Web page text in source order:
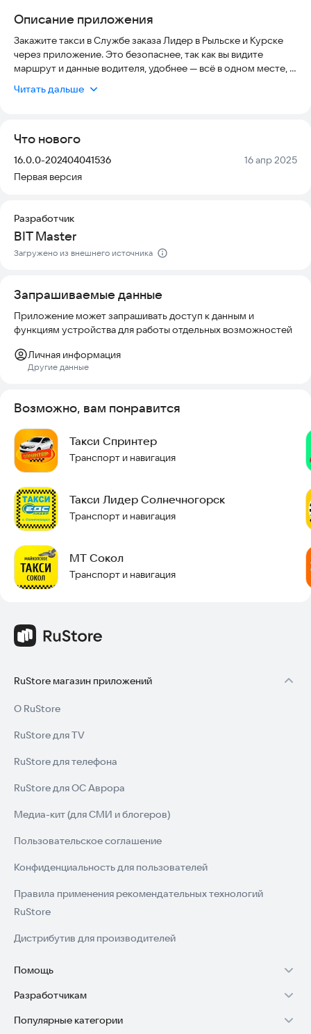
Описание приложения
Закажите такси в Службе заказа Лидер в Рыльске и Курске
через приложение. Это безопаснее, так как вы видите
маршрут и данные водителя, удобнее — всё в одном месте, и
в 3 раза быстрее телефонного звонка. Разница между
Место подачи определится автоматически, вам нужно лишь
заказать такси за пару кликов.
🙏 Нравится приложение? Приглашай друзей
тоже могли пользоваться удобным сервисом.
✍ Забыли что-то добавить в заказ?
Просто отредактируйте его: измените пожелания, добавьте
остановки или поправьте адрес назначения.
Спросите в чате приложения о местоположении машины
или отправьте свои координаты одной кнопкой.
👨 Нужно заказать такси родственнику или другу?
В разделе «Пожелания» выберите опцию «Вызвать такси
другому» и укажите номер телефона получателя. Когда
машина подъедет, ему придет СМС, а вам — уведомление в
приложении. Также можно просто скинуть ссылку на заказ,
Скачайте приложение прямо сейчас и начните пользоваться
удобным сервисом такси.
Читать дальше
Что нового
Версия:
16.0.0-202404041536 Дата:
16 апр 2025
Первая версия
Разработчик
BIT Master
Загружено из внешнего источника
Запрашиваемые данные
Приложение может запрашивать доступ к данным и
функциям устройства для работы отдельных возможностей
Личная информация
Другие данные
Возможно, вам понравится
Такси Спринтер
Транспорт и навигация
Такси Лидер Солнечногорск
Транспорт и навигация
МТ Сокол
Транспорт и навигация
RuStore магазин приложений
О RuStore
RuStore для TV
RuStore для телефона
RuStore для ОС Аврора
Медиа-кит (для СМИ и блогеров)
Пользовательское соглашение
Конфиденциальность для пользователей
Правила применения рекомендательных технологий
RuStore
Дистрибутив для производителей
Помощь
Установка RuStore на TV
Установка RuStore на телефон
Разработчикам
Зарабатывать с RuStore
Популярные категории